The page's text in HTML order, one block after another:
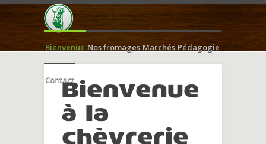
Bienvenue Nos fromages Marchés Pédagogie
ContactBienvenue
à la
chèvrerie